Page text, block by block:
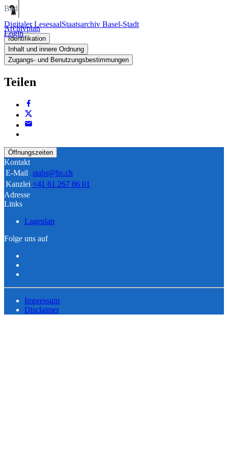
Digitaler LesesaalStaatsarchiv Basel-Stadt
Login
Bild
Archivplan
Identifikation
Inhalt und innere Ordnung
Zugangs- und Benutzungsbestimmungen
Teilen
Öffnungszeiten
Kontakt
E-Mail stabs@bs.ch
Kanzlei +41 61 267 86 01
Adresse
Links
Lageplan
Folge uns auf
Impressum
Disclaimer